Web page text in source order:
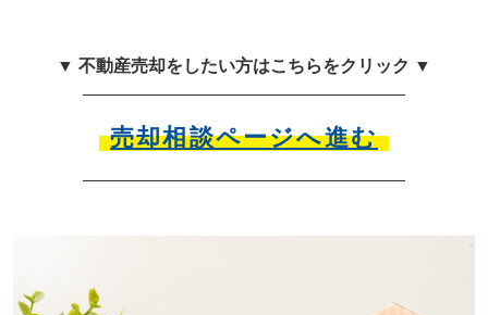
▼ 不動産売却をしたい方はこちらをクリック ▼
売却相談ページへ進む